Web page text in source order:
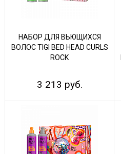
НАБОР ДЛЯ ВЬЮЩИХСЯ
ВОЛОС TIGI BED HEAD CURLS
ROCK
3 213 руб.